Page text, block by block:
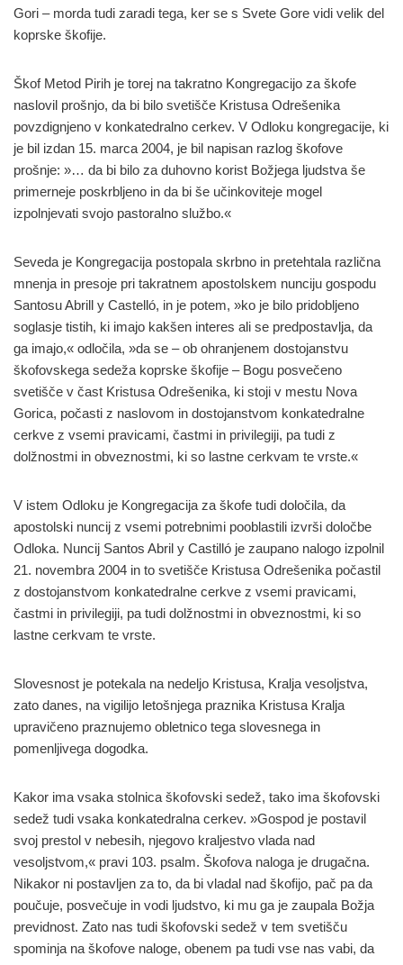
Gori – morda tudi zaradi tega, ker se s Svete Gore vidi velik del
koprske škofije.
Škof Metod Pirih je torej na takratno Kongregacijo za škofe
naslovil prošnjo, da bi bilo svetišče Kristusa Odrešenika
povzdignjeno v konkatedralno cerkev. V Odloku kongregacije, ki
je bil izdan 15. marca 2004, je bil napisan razlog škofove
prošnje: »… da bi bilo za duhovno korist Božjega ljudstva še
primerneje poskrbljeno in da bi še učinkoviteje mogel
izpolnjevati svojo pastoralno službo.«
Seveda je Kongregacija postopala skrbno in pretehtala različna
mnenja in presoje pri takratnem apostolskem nunciju gospodu
Santosu Abrill y Castelló, in je potem, »ko je bilo pridobljeno
soglasje tistih, ki imajo kakšen interes ali se predpostavlja, da
ga imajo,« odločila, »da se – ob ohranjenem dostojanstvu
škofovskega sedeža koprske škofije – Bogu posvečeno
svetišče v čast Kristusa Odrešenika, ki stoji v mestu Nova
Gorica, počasti z naslovom in dostojanstvom konkatedralne
cerkve z vsemi pravicami, častmi in privilegiji, pa tudi z
dolžnostmi in obveznostmi, ki so lastne cerkvam te vrste.«
V istem Odloku je Kongregacija za škofe tudi določila, da
apostolski nuncij z vsemi potrebnimi pooblastili izvrši določbe
Odloka. Nuncij Santos Abril y Castilló je zaupano nalogo izpolnil
21. novembra 2004 in to svetišče Kristusa Odrešenika počastil
z dostojanstvom konkatedralne cerkve z vsemi pravicami,
častmi in privilegiji, pa tudi dolžnostmi in obveznostmi, ki so
lastne cerkvam te vrste.
Slovesnost je potekala na nedeljo Kristusa, Kralja vesoljstva,
zato danes, na vigilijo letošnjega praznika Kristusa Kralja
upravičeno praznujemo obletnico tega slovesnega in
pomenljivega dogodka.
Kakor ima vsaka stolnica škofovski sedež, tako ima škofovski
sedež tudi vsaka konkatedralna cerkev. »Gospod je postavil
svoj prestol v nebesih, njegovo kraljestvo vlada nad
vesoljstvom,« pravi 103. psalm. Škofova naloga je drugačna.
Nikakor ni postavljen za to, da bi vladal nad škofijo, pač pa da
poučuje, posvečuje in vodi ljudstvo, ki mu ga je zaupala Božja
previdnost. Zato nas tudi škofovski sedež v tem svetišču
spominja na škofove naloge, obenem pa tudi vse nas vabi, da